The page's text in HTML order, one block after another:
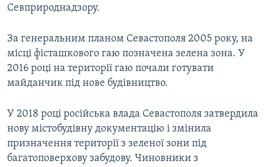
Севприроднадзору.
За генеральним планом Севастополя 2005 року, на
місці фісташкового гаю позначена зелена зона. У
2016 році на території гаю почали готувати
майданчик під нове будівництво.
У 2018 році російська влада Севастополя затвердила
нову містобудівну документацію і змінила
призначення території з зеленої зони під
багатоповерхову забудову. Чиновники з